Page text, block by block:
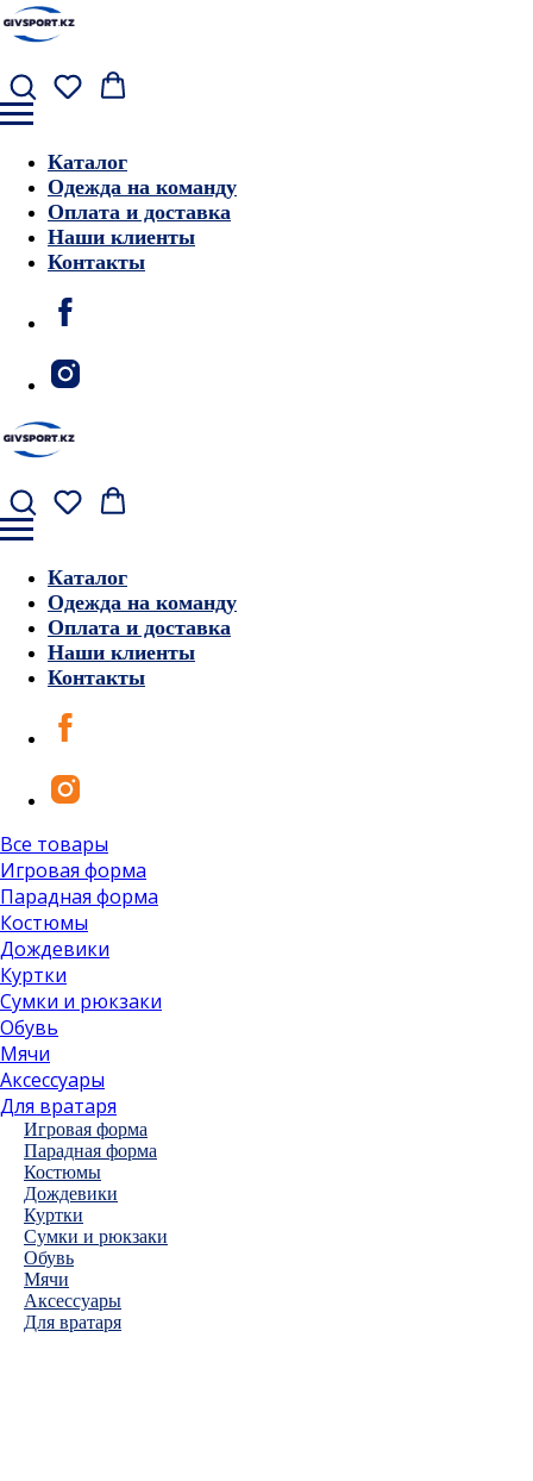
Каталог
Одежда на команду
Оплата и доставка
Наши клиенты
Контакты
Каталог
Одежда на команду
Оплата и доставка
Наши клиенты
Контакты
Все товары
Игровая форма
Парадная форма
Костюмы
Дождевики
Куртки
Сумки и рюкзаки
Обувь
Мячи
Аксессуары
Для вратаря
Игровая форма
Парадная форма
Костюмы
Дождевики
Куртки
Сумки и рюкзаки
Обувь
Мячи
Аксессуары
Для вратаря